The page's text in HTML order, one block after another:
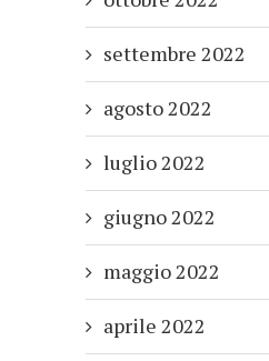
settembre 2022
agosto 2022
luglio 2022
giugno 2022
maggio 2022
aprile 2022